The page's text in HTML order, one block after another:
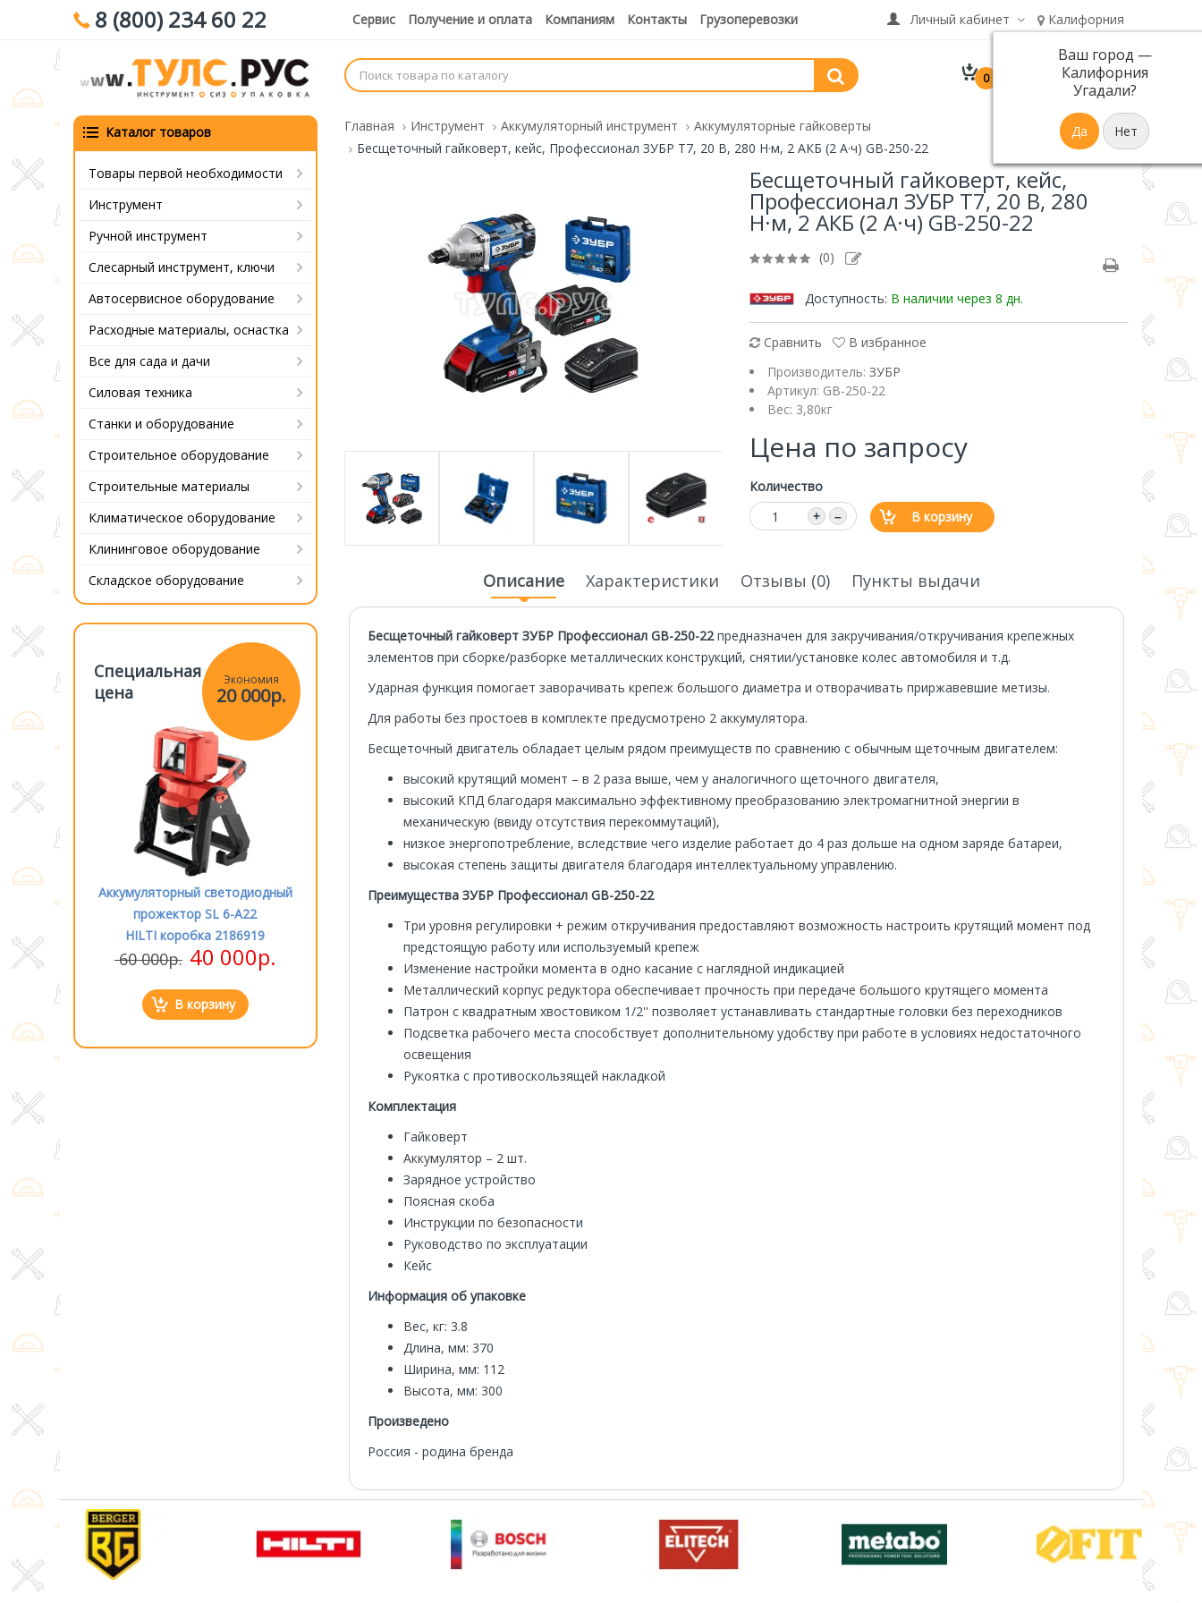
8 (800) 234 60 22 Сервис Получение и оплата Компаниям Контакты Грузоперевозки Личный кабинет Калифорния
Ваш город —
Калифорния
Угадали?
0
В корзине 0 товар(ов)
на сумму 0 р.
Каталог товаров
Товары первой необходимости
Инструмент
Ручной инструмент
Слесарный инструмент, ключи
Автосервисное оборудование
Расходные материалы, оснастка
Все для сада и дачи
Силовая техника
Станки и оборудование
Строительное оборудование
Строительные материалы
Климатическое оборудование
Клининговое оборудование
Складское оборудование
000р.
Специальная
цена
Экономия
20 000р.
Аккумуляторный светодиодный
прожектор SL 6-A22
HILTI коробка 2186919
60 000р. 40 000р.
В корзину
20 000р.
Аккумуляторный светодиодный
HILTI коробка 2186919
60 000р. 40 000р.
В корзину
Специальная
цена
Экономия
20 000р.
Аккумуляторный светодиодный
HILTI коробка 2186919
60 000р. 40 000р.
В корзину
Главная Инструмент Аккумуляторный инструмент
Аккумуляторные гайковерты
Бесщеточный гайковерт, кейс, Профессионал ЗУБР Т7, 20 В, 280 Н·м, 2 АКБ (2 А·ч) GB-250-22
Бесщеточный гайковерт, кейс,
Профессионал ЗУБР Т7, 20 В, 280
Н·м, 2 АКБ (2 А·ч) GB-250-22
(0)
Доступность: В наличии через 8 дн.
Сравнить
В избранное
Производитель:ЗУБР
Артикул: GB-250-22
Вес: 3,80кг
Цена по запросу
Количество
+ – В корзину
Описание Характеристики Отзывы (0) Пункты выдачи
Бесщеточный гайковерт ЗУБР Профессионал GB-250-22предназначен для закручивания/откручивания крепежных
элементов при сборке/разборке металлических конструкций, снятии/установке колес автомобиля и т.д.
Ударная функция помогает заворачивать крепеж большого диаметра и отворачивать приржавевшие метизы.
Для работы без простоев в комплекте предусмотрено 2 аккумулятора.
Бесщеточный двигатель обладает целым рядом преимуществ по сравнению с обычным щеточным двигателем:
высокий крутящий момент – в 2 раза выше, чем у аналогичного щеточного двигателя,
высокий КПД благодаря максимально эффективному преобразованию электромагнитной энергии в
механическую (ввиду отсутствия перекоммутаций),
низкое энергопотребление, вследствие чего изделие работает до 4 раз дольше на одном заряде батареи,
высокая степень защиты двигателя благодаря интеллектуальному управлению.
Преимущества ЗУБР Профессионал GB-250-22
Три уровня регулировки + режим откручивания предоставляют возможность настроить крутящий момент под
предстоящую работу или используемый крепеж
Изменение настройки момента в одно касание с наглядной индикацией
Металлический корпус редуктора обеспечивает прочность при передаче большого крутящего момента
Патрон с квадратным хвостовиком 1/2'' позволяет устанавливать стандартные головки без переходников
Подсветка рабочего места способствует дополнительному удобству при работе в условиях недостаточного
освещения
Рукоятка с противоскользящей накладкой
Комплектация
Гайковерт
Аккумулятор – 2 шт.
Зарядное устройство
Поясная скоба
Инструкции по безопасности
Руководство по эксплуатации
Кейс
Информация об упаковке
Вес, кг: 3.8
Длина, мм: 370
Ширина, мм: 112
Высота, мм: 300
Произведено
Россия - родина бренда